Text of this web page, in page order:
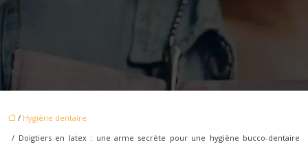
/ Hygiène dentaire
/ Doigtiers en latex : une arme secrète pour une hygiène bucco-dentaire